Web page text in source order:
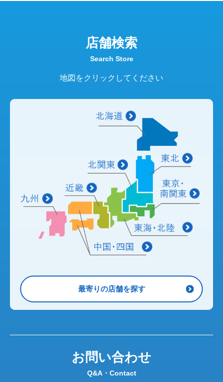
店舗検索
Search Store
地図をクリックしてください
最寄りの店舗を探す
お問い合わせ
Q&A・Contact